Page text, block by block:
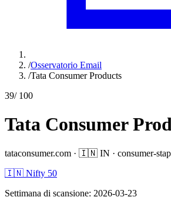
/Osservatorio Email
/Tata Consumer Products
39/ 100
Tata Consumer
tataconsumer.com · 🇮🇳 IN · consumer-
🇮🇳 Nifty 50
Settimana di scansione: 2026-03-23